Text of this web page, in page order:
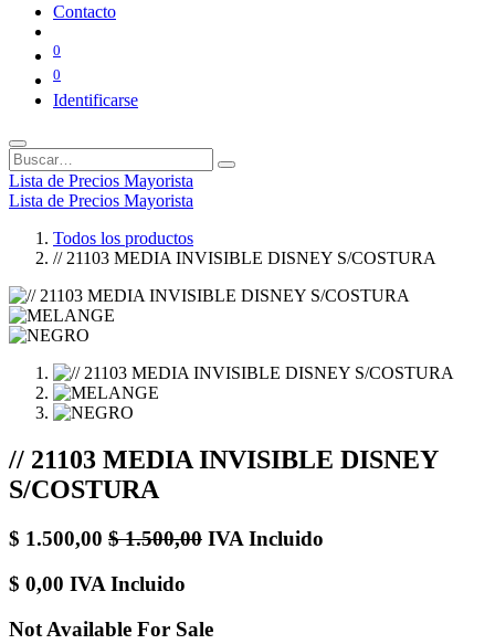
Contacto
0
0
Identificarse
Lista de Precios Mayorista
Lista de Precios Mayorista
Todos los productos
// 21103 MEDIA INVISIBLE DISNEY S/COSTURA
// 21103 MEDIA INVISIBLE DISNEY
S/COSTURA
$ 1.500,00 $1.500,00 IVA Incluido
$ 0,00 IVA Incluido
Not Available For Sale